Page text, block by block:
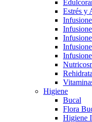
Estrés y
Higiene
Bucal
Flora
Higiene